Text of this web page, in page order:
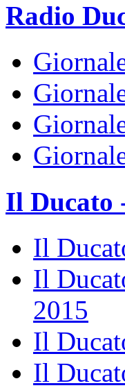
Radio
Il Ducato
Il
Il
2015
Il
Il